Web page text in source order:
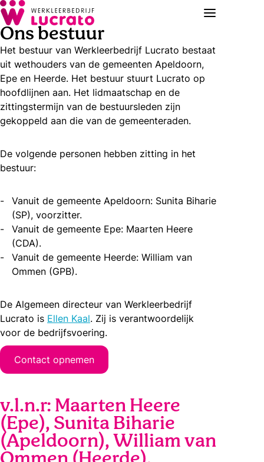
Ons bestuur
Het bestuur van Werkleerbedrijf Lucrato bestaat
uit wethouders van de gemeenten Apeldoorn,
Epe en Heerde. Het bestuur stuurt Lucrato op
hoofdlijnen aan. Het lidmaatschap en de
zittingstermijn van de bestuursleden zijn
gekoppeld aan die van de gemeenteraden.
De volgende personen hebben zitting in het
bestuur:
Vanuit de gemeente Apeldoorn: Sunita Biharie
(SP), voorzitter.
Vanuit de gemeente Epe: Maarten Heere
(CDA).
Vanuit de gemeente Heerde: William van
Ommen (GPB).
De Algemeen directeur van Werkleerbedrijf
Lucrato is Ellen Kaal. Zij is verantwoordelijk
voor de bedrijfsvoering.
Contact opnemen
v.l.n.r: Maarten Heere
(Epe), Sunita Biharie
(Apeldoorn), William van